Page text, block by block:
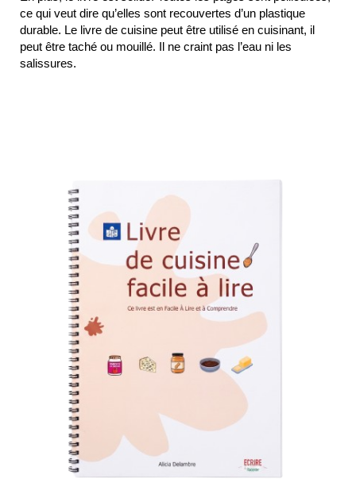
ce qui veut dire qu’elles sont recouvertes d’un plastique
durable. Le livre de cuisine peut être utilisé en cuisinant, il
peut être taché ou mouillé. Il ne craint pas l’eau ni les
salissures.